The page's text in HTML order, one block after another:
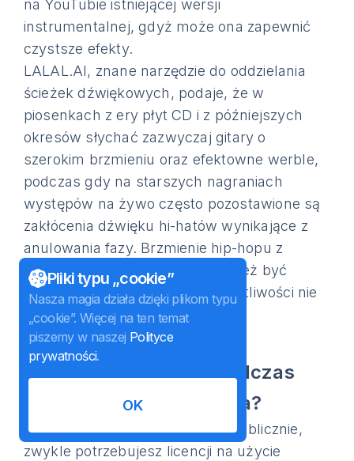
na YouTubie istniejącej wersji
instrumentalnej, gdyż może ona zapewnić
czystsze efekty.
LALAL.AI, znane narzędzie do oddzielania
ścieżek dźwiękowych, podaje, że w
piosenkach z ery płyt CD i z późniejszych
okresów słychać zazwyczaj gitary o
szerokim brzmieniu oraz efektowne werble,
podczas gdy na starszych nagraniach
występów na żywo często pozostawione są
zakłócenia dźwięku hi-hatów wynikające z
anulowania fazy. Brzmienie hip-hopu z
wyśrodkowanym basem może też być
przytłumione, gdyż niskie częstotliwości nie
wygaszają się całkowicie.
Czy mogę korzystać z
pobranych utworów podczas
publicznego wydarzenia?
Nie. Jeśli chcesz występować publicznie,
zwykle potrzebujesz licencji na użycie
Pliki typu „cookie”
Nasza magia działa dzięki plikom typu
„cookie”. Więcej na ten temat
piszemy w naszej Polityce
prywatności.
OK